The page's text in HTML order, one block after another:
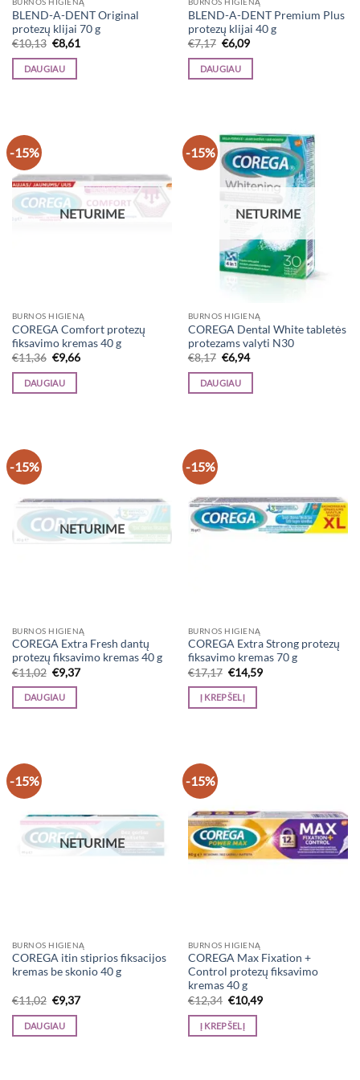
BLEND-A-DENT Original
protezų klijai 70 g
€10,13 Original
price
was:
€10,13.
€8,61
DAUGIAU
BLEND-A-DENT Premium Plus
protezų klijai 40 g
€7,17 Original
price
was:
€7,17.
€6,09Current
is:
DAUGIAU
-15%
NETURIME
BURNOS HIGIENĄ
COREGA Comfort protezų
fiksavimo kremas 40 g
€11,36 Original
price
was:
€11,36.
€9,66Current
DAUGIAU
-15%
NETURIME
BURNOS HIGIENĄ
COREGA Dental White tabletės
protezams valyti N30
€8,17 Original
price
was:
€8,17.
€6,94Current
is:
DAUGIAU
-15%
NETURIME
BURNOS HIGIENĄ
COREGA Extra Fresh dantų
protezų fiksavimo kremas 40 g
€11,02 Original
price
was:
€11,02.
€9,37Current
DAUGIAU
-15%
BURNOS HIGIENĄ
COREGA Extra Strong protezų
fiksavimo kremas 70 g
€17,17 Original
price
was:
€17,17.
€14,59Current
Į KREPŠELĮ
-15%
NETURIME
BURNOS HIGIENĄ
COREGA itin stiprios fiksacijos
kremas be skonio 40 g
€11,02 Original
price
was:
€11,02.
€9,37Current
DAUGIAU
-15%
BURNOS HIGIENĄ
COREGA Max Fixation +
Control protezų fiksavimo
kremas 40 g
€12,34 Original
price
was:
€12,34.
€10,49Current
Į KREPŠELĮ